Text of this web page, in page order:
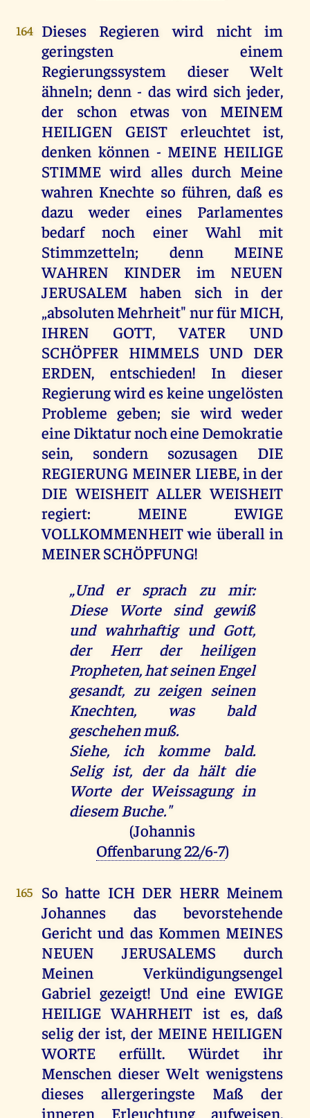
164 Dieses Regieren wird nicht im
geringsten einem
Regierungssystem dieser Welt
ähneln; denn - das wird sich jeder,
der schon etwas von MEINEM
HEILIGEN GEIST erleuchtet ist,
denken können - MEINE HEILIGE
STIMME wird alles durch Meine
wahren Knechte so führen, daß es
dazu weder eines Parlamentes
bedarf noch einer Wahl mit
Stimmzetteln; denn MEINE
WAHREN KINDER im NEUEN
JERUSALEM haben sich in der
„absoluten Mehrheit" nur für MICH,
IHREN GOTT, VATER UND
SCHÖPFER HIMMELS UND DER
ERDEN, entschieden! In dieser
Regierung wird es keine ungelösten
Probleme geben; sie wird weder
eine Diktatur noch eine Demokratie
sein, sondern sozusagen DIE
REGIERUNG MEINER LIEBE, in der
DIE WEISHEIT ALLER WEISHEIT
regiert: MEINE EWIGE
VOLLKOMMENHEIT wie überall in
MEINER SCHÖPFUNG!
„Und er sprach zu mir:
Diese Worte sind gewiß
und wahrhaftig und Gott,
der Herr der heiligen
Propheten, hat seinen Engel
gesandt, zu zeigen seinen
Knechten, was bald
geschehen muß.
Siehe, ich komme bald.
Selig ist, der da hält die
Worte der Weissagung in
diesem Buche."
(Johannis
Offenbarung 22/6-7)
165
So hatte ICH DER HERR Meinem
Johannes das bevorstehende
Gericht und das Kommen MEINES
NEUEN JERUSALEMS durch
Meinen Verkündigungsengel
Gabriel gezeigt! Und eine EWIGE
HEILIGE WAHRHEIT ist es, daß
selig der ist, der MEINE HEILIGEN
WORTE erfüllt. Würdet ihr
Menschen dieser Welt wenigstens
dieses allergeringste Maß der
inneren Erleuchtung aufweisen,